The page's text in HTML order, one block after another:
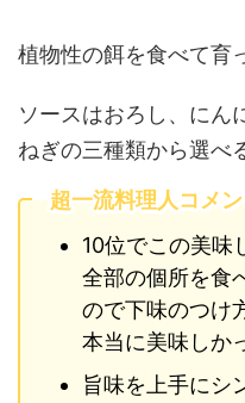
植物性の餌を食べて育
ソースはおろし、にん
ねぎの三種類から選べ
超一流料理人コメ
10位でこの美味
全部の個所を食
ので下味のつけ
本当に美味しか
旨味を上手にシ